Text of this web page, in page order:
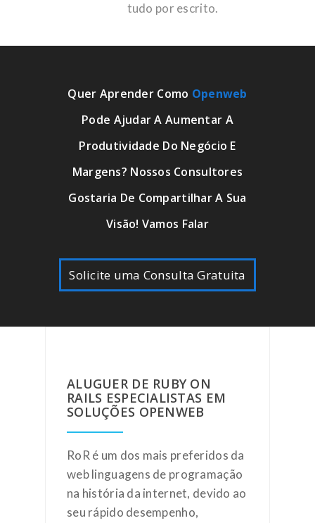
tudo por escrito.
Quer Aprender Como Openweb
Pode Ajudar A Aumentar A
Produtividade Do Negócio E
Margens? Nossos Consultores
Gostaria De Compartilhar A Sua
Visão! Vamos Falar
Solicite uma Consulta Gratuita
ALUGUER DE RUBY ON
RAILS ESPECIALISTAS EM
SOLUÇÕES OPENWEB
RoR é um dos mais preferidos da
web linguagens de programação
na história da internet, devido ao
seu rápido desempenho,